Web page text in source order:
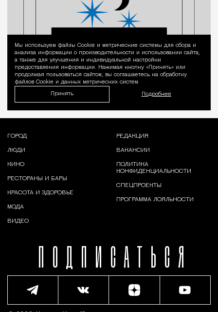
Уведомление
Мы используем файлы Сookie и метрические системы для сбора и
анализа информации о производительности и использовании сайта,
а также для улучшения и индивидуальной настройки
предоставления информации. Нажимая кнопку «Принять» или
продолжая пользоваться сайтом, вы соглашаетесь на обработку
файлов Cookie и данных метрических систем.
Принять Подробнее
ПОДПИСАТЬСЯ
ГОРОД
ЛЮДИ
КИНО
РЕСТОРАНЫ И БАРЫ
КРАСОТА И ЗДОРОВЬЕ
МОДА
ВИДЕО
РЕДАКЦИЯ
ВАКАНСИИ
ПОЛИТИКА
КОНФИДЕНЦИАЛЬНОСТИ
СПЕЦПРОЕКТЫ
ПРОГРАММА ЛОЯЛЬНОСТИ